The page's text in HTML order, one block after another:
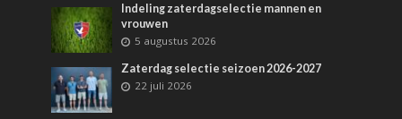
Indeling zaterdagselectie mannen en
vrouwen
5 augustus 2026
Zaterdag selectie seizoen 2026-2027
22 juli 2026